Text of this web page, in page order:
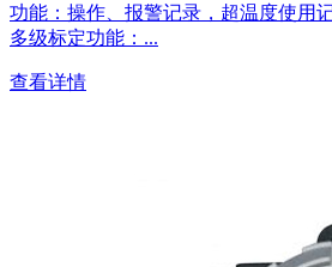
功能：操作、报警记录，超温度使用
多级标定功能：...
查看详情